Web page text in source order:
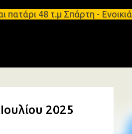
48 τ.μ Σπάρτη -
2025